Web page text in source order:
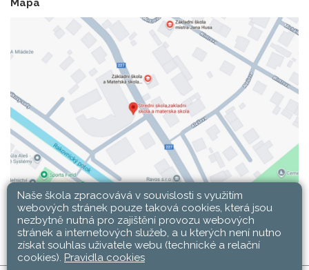
Naše škola zpracovává v souvislosti s využitím
webových stránek pouze taková cookies, která jsou
nezbytně nutná pro zajištění provozu webových
stránek a internetových služeb, a u kterých není nutno
získat souhlas uživatele webu (technické a relační
cookies). Pravidla cookies